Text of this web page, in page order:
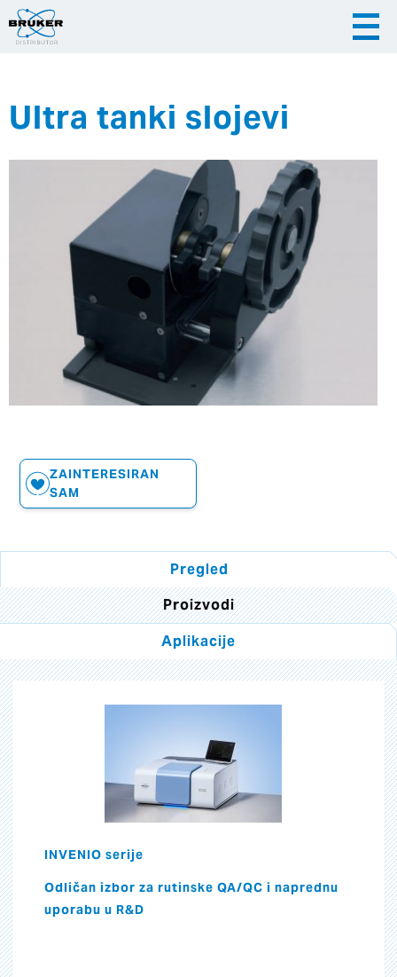
|
|
Hrvatska
Ultra tanki slojevi
ZAINTERESIRAN
SAM
Pregled
Proizvodi
Aplikacije
INVENIO serije
Odličan izbor za rutinske QA/QC i naprednu
uporabu u R&D